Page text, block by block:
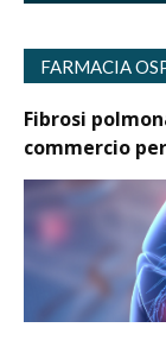
FARMACIA
Fibrosi
commercio